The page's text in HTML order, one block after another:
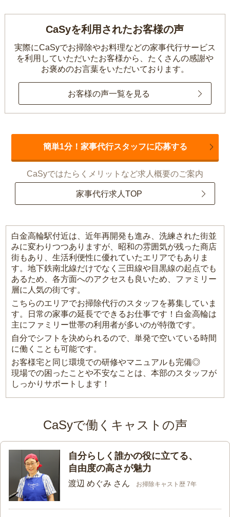
CaSyを利用されたお客様の声
実際にCaSyでお掃除やお料理などの家事代行サービス
を利用していただいたお客様から、 たくさんの感謝や
お褒めのお言葉をいただいております。
お客様の声一覧を見る
簡単1分！家事代行スタッフに応募する
CaSyではたらくメリットなど求人概要のご案内
家事代行求人TOP
白金高輪駅付近は、近年再開発も進み、洗練された街並
みに変わりつつありますが、昭和の雰囲気が残った商店
街もあり、生活利便性に優れていたエリアでもありま
す。地下鉄南北線だけでなく三田線や目黒線の起点でも
あるため、各方面へのアクセスも良いため、ファミリー
層に人気の街です。
こちらのエリアでお掃除代行のスタッフを募集していま
す。日常の家事の延長でできるお仕事です！白金高輪は
主にファミリー世帯の利用者が多いのが特徴です。
自分でシフトを決められるので、単発で空いている時間
に働くことも可能です。
お客様宅と同じ環境での研修やマニュアルも完備◎
現場での困ったことや不安なことは、本部のスタッフが
しっかりサポートします！
CaSyで働くキャストの声
自分らしく誰かの役に立てる、
自由度の高さが魅力
渡辺 めぐみ さん お掃除キャスト歴 7年